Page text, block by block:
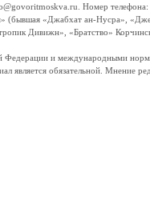
Номер
(бывшая «Джабхат ан-Нусра»,
Дивижн», «Братство»
Федерации и международными
является обязательной. Мнение